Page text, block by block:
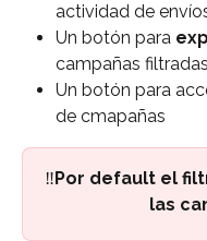
actividad de
Un botón para
campañas
Un botón para
de cmapañas
‼️ Por default el
las